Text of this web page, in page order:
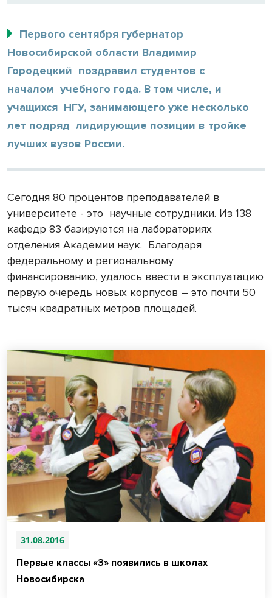
Первого сентября губернатор
Новосибирской области Владимир
Городецкий поздравил студентов с
началом учебного года. В том числе, и
учащихся НГУ, занимающего уже несколько
лет подряд лидирующие позиции в тройке
лучших вузов России.
Сегодня 80 процентов преподавателей в
университете - это научные сотрудники. Из 138
кафедр 83 базируются на лабораториях
отделения Академии наук. Благодаря
федеральному и региональному
финансированию, удалось ввести в эксплуатацию
первую очередь новых корпусов – это почти 50
тысяч квадратных метров площадей.
31.08.2016
Первые классы «З» появились в школах
Новосибирска